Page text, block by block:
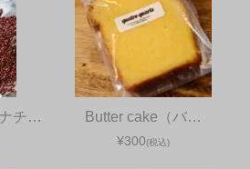
チ… Butter cake（バ…
¥300(税込)